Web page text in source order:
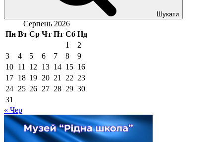
Шукати
Серпень 2026
Пн Вт Ср Чт Пт Сб Нд
1
2
3
4 5 6 7 8
9
10 11 12 13 14 15 16
17 18 19 20 21 22 23
24 25 26 27 28 29 30
31
« Чер